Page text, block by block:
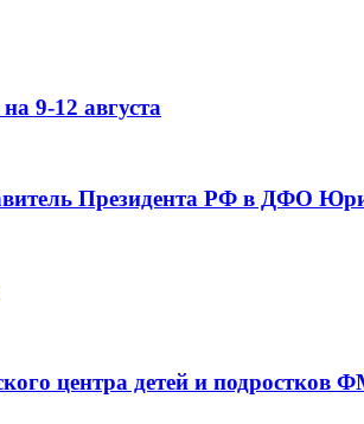
9-12 августа
Президента РФ в ДФО
центра детей и подростков